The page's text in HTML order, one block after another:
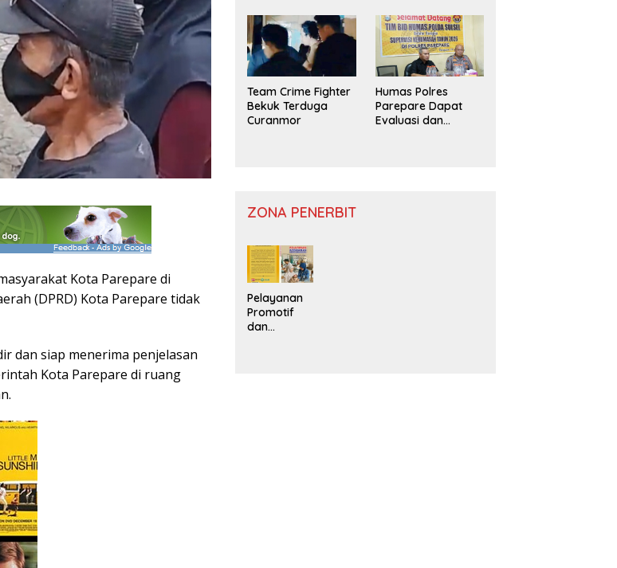
Kota Parepare di
(DPRD) Kota Parepare tidak
dan siap menerima penjelasan
Kota Parepare di ruang
Team Crime Fighter
Bekuk Terduga
Curanmor
Humas Polres
Parepare Dapat
Evaluasi dan
ZONA PENERBIT
Pelayanan
Promotif
dan